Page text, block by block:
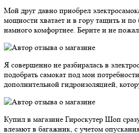
Мой друг давно приобрел
мощности хватает и в гору тащить и
намного комфортнее. Берите и не
Я совершенно не разбиралась в
подобрать самокат под мои
дополнительной гидроизоляцией,
Купил в магазине Гироскутер Шоп
влезают в багажник, с учетом